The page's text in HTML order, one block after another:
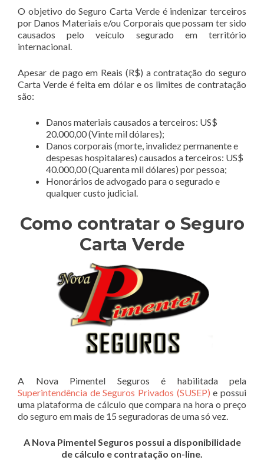
O objetivo do Seguro Carta Verde é indenizar terceiros
por Danos Materiais e/ou Corporais que possam ter sido
causados pelo veículo segurado em território
internacional.
Apesar de pago em Reais (R$) a contratação do seguro
Carta Verde é feita em dólar e os limites de contratação
são:
Danos materiais causados a terceiros: US$
20.000,00 (Vinte mil dólares);
Danos corporais (morte, invalidez permanente e
despesas hospitalares) causados a terceiros: US$
40.000,00 (Quarenta mil dólares) por pessoa;
Honorários de advogado para o segurado e
qualquer custo judicial.
Como contratar o Seguro
Carta Verde
A Nova Pimentel Seguros é habilitada pela
Superintendência de Seguros Privados (SUSEP) e possui
uma plataforma de cálculo que compara na hora o preço
do seguro em mais de 15 seguradoras de uma só vez.
A Nova Pimentel Seguros possui a disponibilidade
de cálculo e contratação on-line.